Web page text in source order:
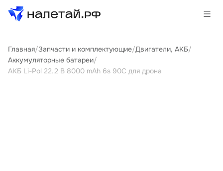
Товары
Главная/Запчасти и комплектующие/Двигатели, АКБ/
Аккумуляторные батареи/
АКБ Li-Pol 22.2 В 8000 mAh 6s 90C для дрона